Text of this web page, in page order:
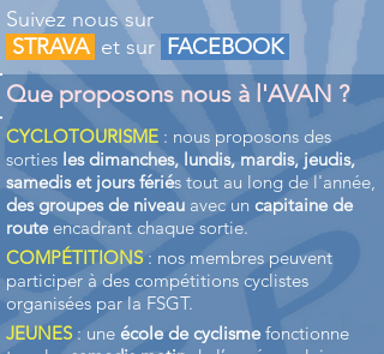
Suivez nous sur
STRAVA et sur FACEBOOK
Que proposons nous à l'AVAN ?
CYCLOTOURISME : nous proposons des
sorties les dimanches, lundis, mardis, jeudis,
samedis et jours fériés tout au long de l'année,
des groupes de niveau avec un capitaine de
route encadrant chaque sortie.
COMPÉTITIONS : nos membres peuvent
participer à des compétitions cyclistes
organisées par la FSGT.
JEUNES : une école de cyclisme fonctionne